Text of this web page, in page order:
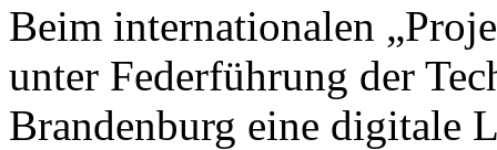
Beim internationalen
unter Federführung der
Brandenburg eine